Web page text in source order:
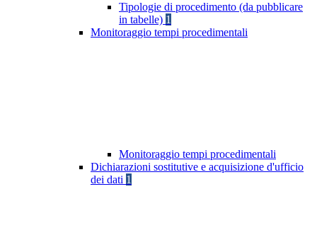
Tipologie di procedimento (da pubblicare
in tabelle) 1
Monitoraggio tempi procedimentali
Monitoraggio tempi procedimentali
Dichiarazioni sostitutive e acquisizione d'ufficio
dei dati 1